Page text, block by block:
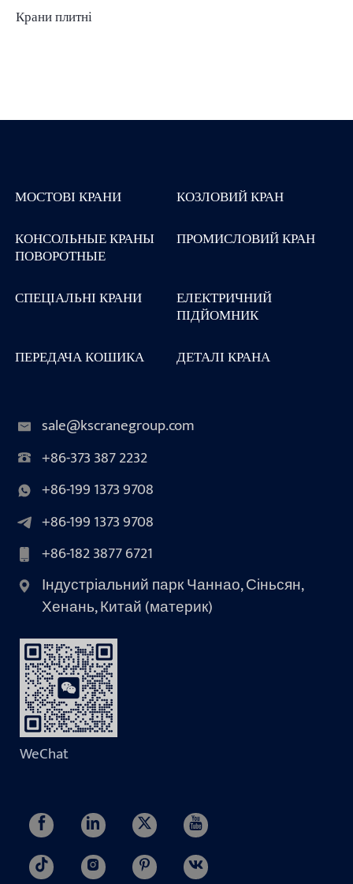
Крани плитні
МОСТОВІ КРАНИ
КОЗЛОВИЙ КРАН
КОНСОЛЬНЫЕ КРАНЫ
ПОВОРОТНЫЕ
ПРОМИСЛОВИЙ КРАН
СПЕЦІАЛЬНІ КРАНИ ЕЛЕКТРИЧНИЙ
ПІДЙОМНИК
ПЕРЕДАЧА КОШИКА
ДЕТАЛІ КРАНА
sale@kscranegroup.com
+86-373 387 2232
+86-199 1373 9708
+86-199 1373 9708
+86-182 3877 6721
Індустріальний парк Чаннао, Сіньсян,
Хенань, Китай (материк)
WeChat